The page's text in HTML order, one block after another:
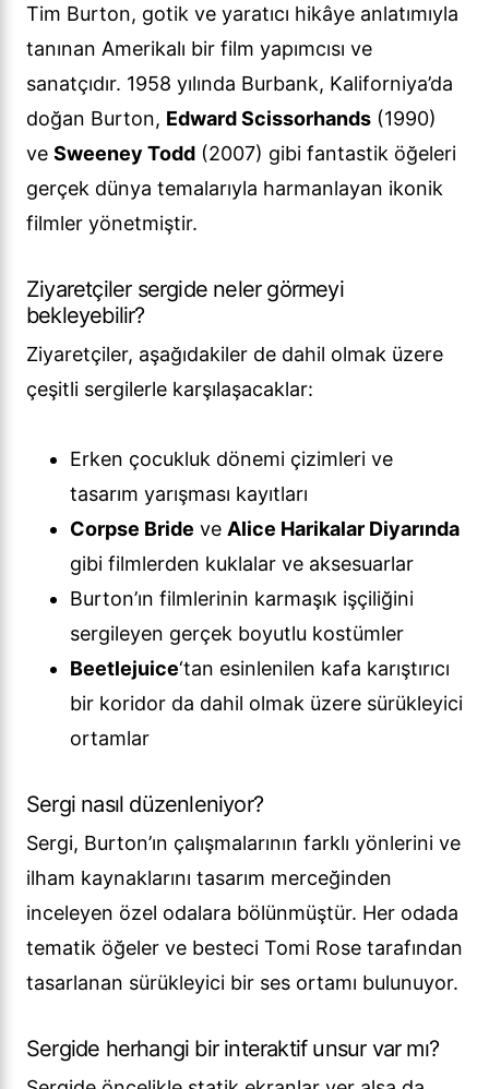
Tim Burton, gotik ve yaratıcı hikâye anlatımıyla
tanınan Amerikalı bir film yapımcısı ve
sanatçıdır. 1958 yılında Burbank, Kaliforniya’da
doğan Burton, Edward Scissorhands (1990)
ve Sweeney Todd (2007) gibi fantastik öğeleri
gerçek dünya temalarıyla harmanlayan ikonik
filmler yönetmiştir.
Ziyaretçiler sergide neler görmeyi
bekleyebilir?
Ziyaretçiler, aşağıdakiler de dahil olmak üzere
çeşitli sergilerle karşılaşacaklar:
Erken çocukluk dönemi çizimleri ve
tasarım yarışması kayıtları
Corpse Bride ve Alice Harikalar Diyarında
gibi filmlerden kuklalar ve aksesuarlar
Burton’ın filmlerinin karmaşık işçiliğini
sergileyen gerçek boyutlu kostümler
Beetlejuice‘tan esinlenilen kafa karıştırıcı
bir koridor da dahil olmak üzere sürükleyici
ortamlar
Sergi nasıl düzenleniyor?
Sergi, Burton’ın çalışmalarının farklı yönlerini ve
ilham kaynaklarını tasarım merceğinden
inceleyen özel odalara bölünmüştür. Her odada
tematik öğeler ve besteci Tomi Rose tarafından
tasarlanan sürükleyici bir ses ortamı bulunuyor.
Sergide herhangi bir interaktif unsur var mı?